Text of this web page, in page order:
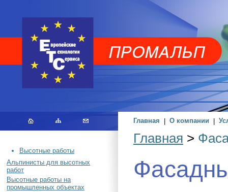
Главная О компании
Высотные работы
Альпинисты для высотных
работ
Высотные работы на
промышленных объектах
Главная >